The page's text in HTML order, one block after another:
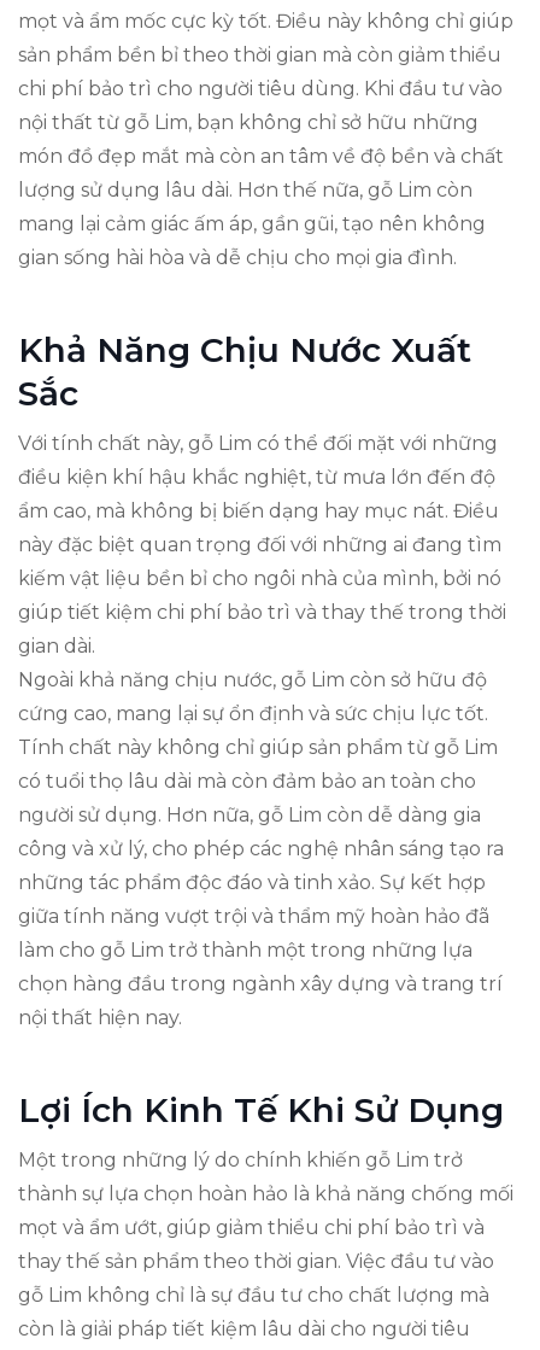
mọt và ẩm mốc cực kỳ tốt. Điều này không chỉ giúp
sản phẩm bền bỉ theo thời gian mà còn giảm thiểu
chi phí bảo trì cho người tiêu dùng. Khi đầu tư vào
nội thất từ gỗ Lim, bạn không chỉ sở hữu những
món đồ đẹp mắt mà còn an tâm về độ bền và chất
lượng sử dụng lâu dài. Hơn thế nữa, gỗ Lim còn
mang lại cảm giác ấm áp, gần gũi, tạo nên không
gian sống hài hòa và dễ chịu cho mọi gia đình.
Khả Năng Chịu Nước Xuất
Sắc
Với tính chất này, gỗ Lim có thể đối mặt với những
điều kiện khí hậu khắc nghiệt, từ mưa lớn đến độ
ẩm cao, mà không bị biến dạng hay mục nát. Điều
này đặc biệt quan trọng đối với những ai đang tìm
kiếm vật liệu bền bỉ cho ngôi nhà của mình, bởi nó
giúp tiết kiệm chi phí bảo trì và thay thế trong thời
gian dài.
Ngoài khả năng chịu nước, gỗ Lim còn sở hữu độ
cứng cao, mang lại sự ổn định và sức chịu lực tốt.
Tính chất này không chỉ giúp sản phẩm từ gỗ Lim
có tuổi thọ lâu dài mà còn đảm bảo an toàn cho
người sử dụng. Hơn nữa, gỗ Lim còn dễ dàng gia
công và xử lý, cho phép các nghệ nhân sáng tạo ra
những tác phẩm độc đáo và tinh xảo. Sự kết hợp
giữa tính năng vượt trội và thẩm mỹ hoàn hảo đã
làm cho gỗ Lim trở thành một trong những lựa
chọn hàng đầu trong ngành xây dựng và trang trí
nội thất hiện nay.
Lợi Ích Kinh Tế Khi Sử Dụng
Một trong những lý do chính khiến gỗ Lim trở
thành sự lựa chọn hoàn hảo là khả năng chống mối
mọt và ẩm ướt, giúp giảm thiểu chi phí bảo trì và
thay thế sản phẩm theo thời gian. Việc đầu tư vào
gỗ Lim không chỉ là sự đầu tư cho chất lượng mà
còn là giải pháp tiết kiệm lâu dài cho người tiêu